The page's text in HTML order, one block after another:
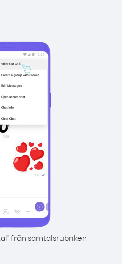
från samtalsrubriken